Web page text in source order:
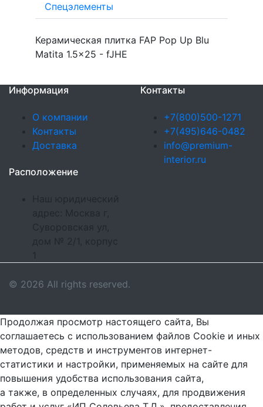
Спецэлементы
Керамическая плитка FAP Pop Up Blu
Matita 1.5x25 - fJHE
Информация
О компании
Контакты
Доставка
Контакты
+7(800)500-1271
+7(495)646-0482
info@premium-
interior.ru
Расположение
Наш юридический
адрес: Москва г,
Суворовская ул,
дом № 2/1, корпус
© 2026 All rights reserved.
Продолжая просмотр настоящего сайта, Вы
соглашаетесь с использованием файлов Cookie и иных
методов, средств и инструментов интернет-
статистики и настройки, применяемых на сайте для
повышения удобства использования сайта,
а также, в определенных случаях, для продвижения